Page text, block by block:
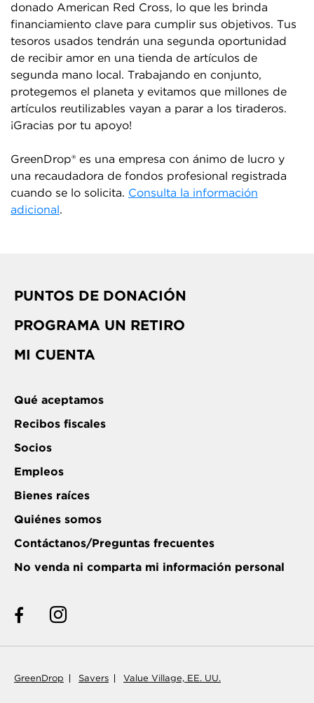
donado American Red Cross, lo que les brinda
financiamiento clave para cumplir sus objetivos. Tus
tesoros usados tendrán una segunda oportunidad
de recibir amor en una tienda de artículos de
segunda mano local. Trabajando en conjunto,
protegemos el planeta y evitamos que millones de
artículos reutilizables vayan a parar a los tiraderos.
¡Gracias por tu apoyo!
GreenDrop® es una empresa con ánimo de lucro y
una recaudadora de fondos profesional registrada
cuando se lo solicita. Consulta la información
adicional.
PUNTOS DE DONACIÓN
PROGRAMA UN RETIRO
MI CUENTA
Qué aceptamos
Recibos fiscales
Socios
Empleos
Bienes raíces
Quiénes somos
Contáctanos/Preguntas frecuentes
No venda ni comparta mi información personal
GreenDrop Savers Value Village, EE. UU.